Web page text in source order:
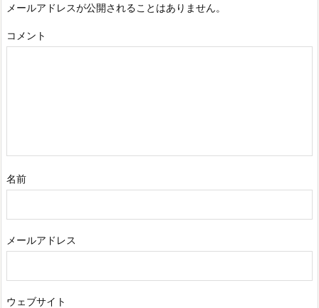
メールアドレスが公開されることはありません。
コメント
名前
メールアドレス
ウェブサイト